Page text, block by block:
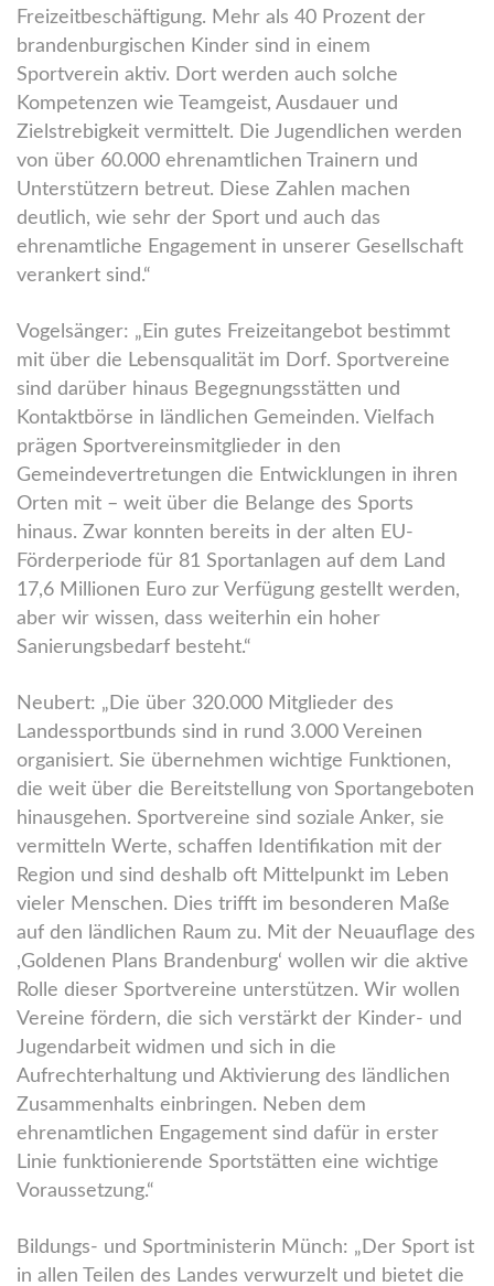
Freizeitbeschäftigung. Mehr als 40 Prozent der
brandenburgischen Kinder sind in einem
Sportverein aktiv. Dort werden auch solche
Kompetenzen wie Teamgeist, Ausdauer und
Zielstrebigkeit vermittelt. Die Jugendlichen werden
von über 60.000 ehrenamtlichen Trainern und
Unterstützern betreut. Diese Zahlen machen
deutlich, wie sehr der Sport und auch das
ehrenamtliche Engagement in unserer Gesellschaft
verankert sind.“
Vogelsänger: „Ein gutes Freizeitangebot bestimmt
mit über die Lebensqualität im Dorf. Sportvereine
sind darüber hinaus Begegnungsstätten und
Kontaktbörse in ländlichen Gemeinden. Vielfach
prägen Sportvereinsmitglieder in den
Gemeindevertretungen die Entwicklungen in ihren
Orten mit – weit über die Belange des Sports
hinaus. Zwar konnten bereits in der alten EU-
Förderperiode für 81 Sportanlagen auf dem Land
17,6 Millionen Euro zur Verfügung gestellt werden,
aber wir wissen, dass weiterhin ein hoher
Sanierungsbedarf besteht.“
Neubert: „Die über 320.000 Mitglieder des
Landessportbunds sind in rund 3.000 Vereinen
organisiert. Sie übernehmen wichtige Funktionen,
die weit über die Bereitstellung von Sportangeboten
hinausgehen. Sportvereine sind soziale Anker, sie
vermitteln Werte, schaffen Identifikation mit der
Region und sind deshalb oft Mittelpunkt im Leben
vieler Menschen. Dies trifft im besonderen Maße
auf den ländlichen Raum zu. Mit der Neuauflage des
,Goldenen Plans Brandenburg‘ wollen wir die aktive
Rolle dieser Sportvereine unterstützen. Wir wollen
Vereine fördern, die sich verstärkt der Kinder- und
Jugendarbeit widmen und sich in die
Aufrechterhaltung und Aktivierung des ländlichen
Zusammenhalts einbringen. Neben dem
ehrenamtlichen Engagement sind dafür in erster
Linie funktionierende Sportstätten eine wichtige
Voraussetzung.“
Bildungs- und Sportministerin Münch: „Der Sport ist
in allen Teilen des Landes verwurzelt und bietet die